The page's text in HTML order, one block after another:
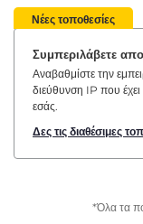
Νέες τοποθεσίες
Συμπεριλάβετε
Αναβαθμίστε την
διεύθυνση IP που έχει
εσάς.
Δες τις διαθέσιμες
*Όλα τα